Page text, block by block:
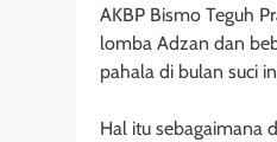
AKBP Bismo Teguh
lomba Adzan dan
pahala di bulan suci
Hal itu sebagaimana